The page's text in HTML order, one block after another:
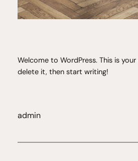
Welcome to WordPress. This is
delete it, then start writing!
admin